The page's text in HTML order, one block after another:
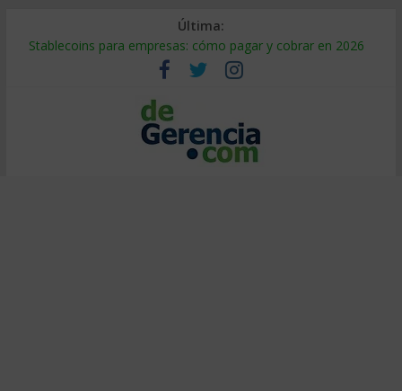
Última:
Stablecoins para empresas: cómo pagar y cobrar en 2026
Despido silencioso: qué es y por qué sale tan caro
IA en selección de personal: cómo auditarla a tiempo
Trabajo forzoso en la cadena de suministro: qué hacer
Mercado hispano de EE. UU.: cómo segmentarlo y venderle